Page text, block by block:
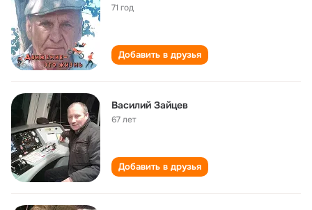
71 год
Добавить в друзья
Василий Зайцев
67 лет
Добавить в друзья